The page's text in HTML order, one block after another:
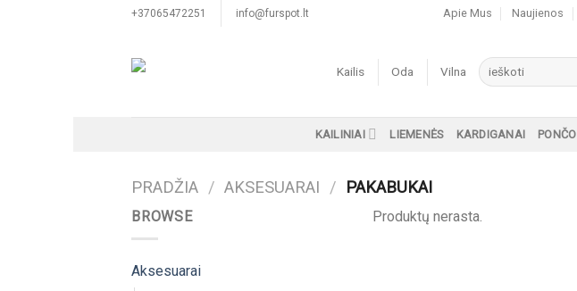
+37065472251 info@furspot.lt Apie Mus Naujienos
Kailis Oda Vilna Ieškoti:
KAILINIAI LIEMENĖS KARDIGANAI PONČO
PRADŽIA / AKSESUARAI / PAKABUKAI
BROWSE
Aksesuarai
Produktų nerasta.